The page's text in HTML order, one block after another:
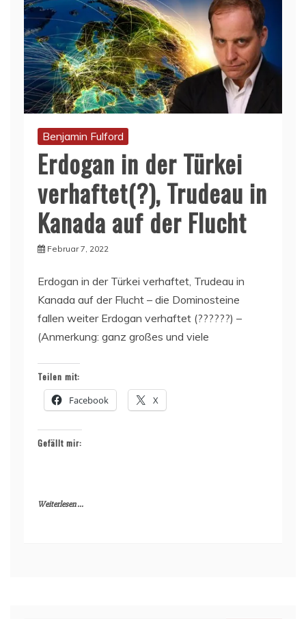
Benjamin Fulford
Erdogan in der Türkei
verhaftet(?), Trudeau in
Kanada auf der Flucht
Februar 7, 2022
Erdogan in der Türkei verhaftet, Trudeau in
Kanada auf der Flucht – die Dominosteine
fallen weiter Erdogan verhaftet (??????) –
(Anmerkung: ganz großes und viele
Teilen mit:
Facebook X
Gefällt mir:
Weiterlesen ...